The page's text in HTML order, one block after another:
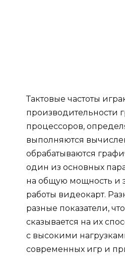
Тактовые частоты
производительности
процессоров,
выполняются
обрабатываются
один из основных
на общую мощность и
работы видеокарт.
разные показатели,
сказывается на их
с высокими
современных игр и